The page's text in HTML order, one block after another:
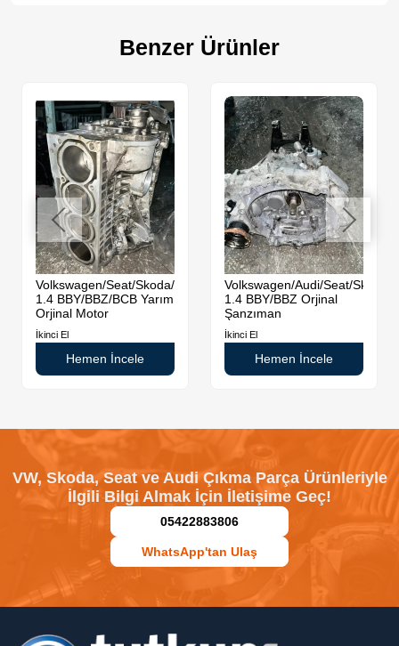
Benzer Ürünler
Volkswagen/Seat/Skoda/Audi
1.4 BBY/BBZ/BCB Yarım
Orjinal Motor
İkinci El
Hemen İncele
Volkswagen/Audi/Seat/Skoda
1.4 BBY/BBZ Orjinal
Şanzıman
İkinci El
Hemen İncele
VW, Skoda, Seat ve Audi Çıkma Parça Ürünleriyle
İlgili Bilgi Almak İçin İletişime Geç!
05422883806
WhatsApp'tan Ulaş